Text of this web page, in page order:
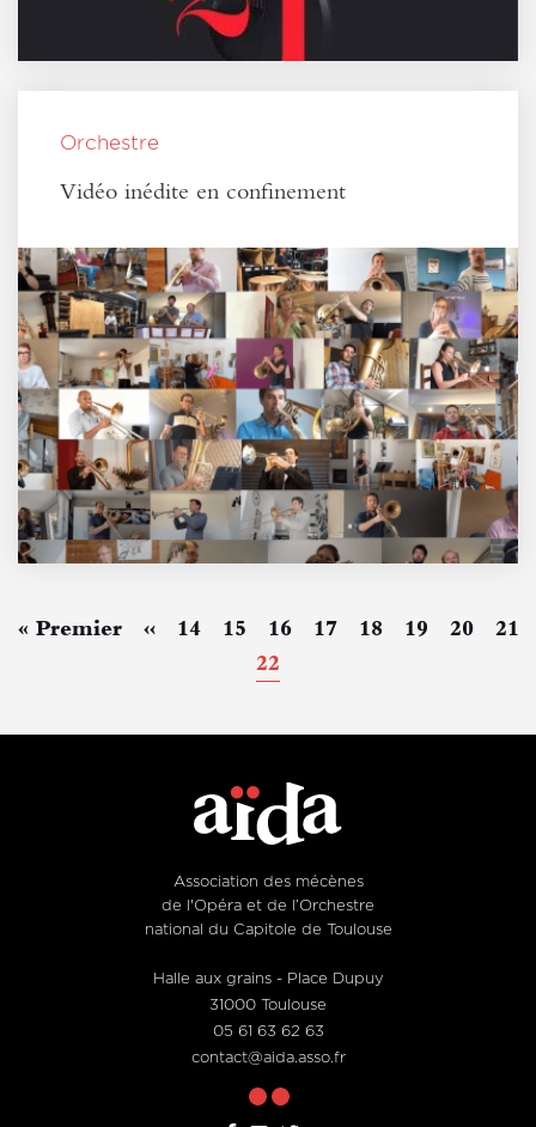
Orchestre
Vidéo inédite en confinement
Pagination
Première
« Premier
Page
précédente
‹‹ Page
14 Page
15 Page
16 Page
17 Page
18 Page
19 Page
20
21
Page
courante
22
Association des mécènes
de l'Opéra et de l’Orchestre
national du Capitole de Toulouse
Halle aux grains - Place Dupuy
31000 Toulouse
05 61 63 62 63
contact@aida.asso.fr